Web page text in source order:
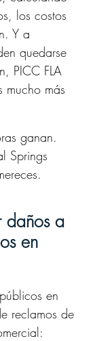
los costos
Y a
quedarse
PICC FLA
más
ganan.
Springs
daños a
en
en
reclamos de